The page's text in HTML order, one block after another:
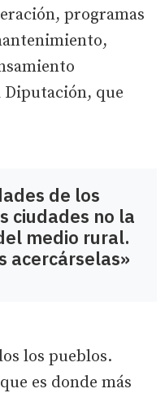
programas
Diputación, que
de los
ciudades no la
medio rural.
acercárselas»
los pueblos.
es donde más